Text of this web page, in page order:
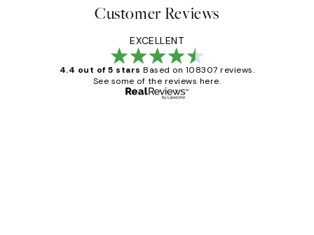
Customer Reviews
EXCELLENT
4.4 out of 5 stars Based on 108307 reviews.
See some of the reviews here.